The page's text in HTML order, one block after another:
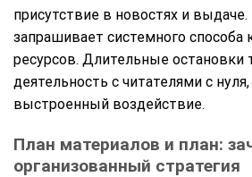
присутствие в новостях и выдаче.
запрашивает системного способа
ресурсов. Длительные остановки
деятельность с читателями с
выстроенный воздействие.
План материалов и план:
организованный стратегия